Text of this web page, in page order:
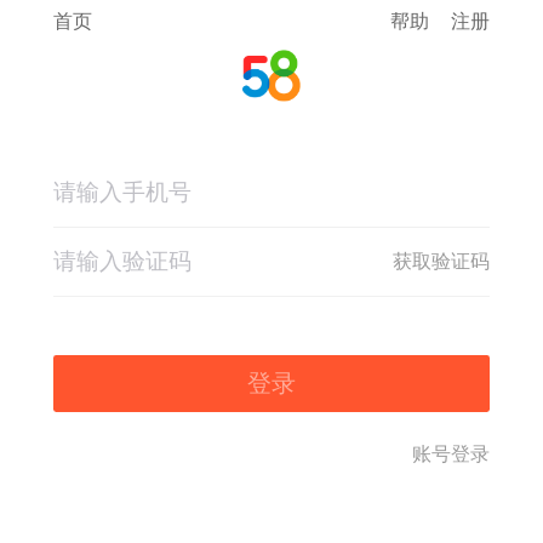
首页 帮助 注册
获取验证码
登录
账号登录